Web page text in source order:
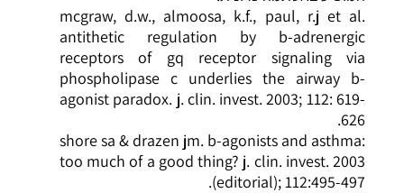
mcgraw, d.w., almoosa, k.f., paul, r.j et al.
antithetic regulation by b-adrenergic
receptors of gq receptor signaling via
phospholipase c underlies the airway b-
agonist paradox. j. clin. invest. 2003; 112: 619-
626.
shore sa & drazen jm. b-agonists and asthma:
too much of a good thing? j. clin. invest. 2003
(editorial); 112:495-497.